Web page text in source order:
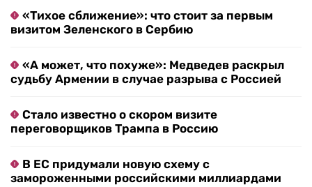
«Тихое сближение»: что стоит за первым
визитом Зеленского в Сербию
«А может, что похуже»: Медведев раскрыл
судьбу Армении в случае разрыва с Россией
Стало известно о скором визите
переговорщиков Трампа в Россию
В ЕС придумали новую схему с
замороженными российскими миллиардами